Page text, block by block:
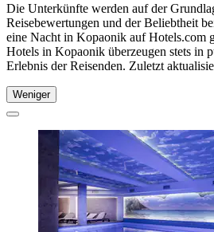
Die Unterkünfte werden auf der
Reisebewertungen und der Beliebtheit
eine Nacht in Kopaonik auf Hotels.com
Hotels in Kopaonik überzeugen stets in
Erlebnis der Reisenden. Zuletzt
Weniger